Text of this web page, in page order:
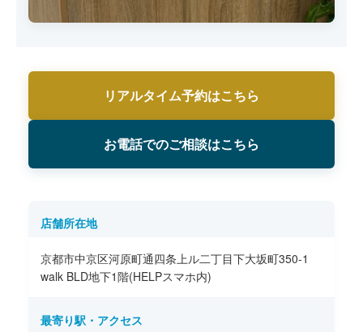
リアルタイム予約はこちら
お電話でのご相談はこちら
店舗所在地
京都市中京区河原町通四条上ル二丁目下大坂町350-1
walk BLD地下1階(HELPスマホ内)
最寄り駅・アクセス